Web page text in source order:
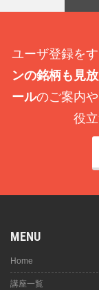
ユーザ登録を
ンの銘柄も見
ールのご案内
役
MENU
Home
講座一覧